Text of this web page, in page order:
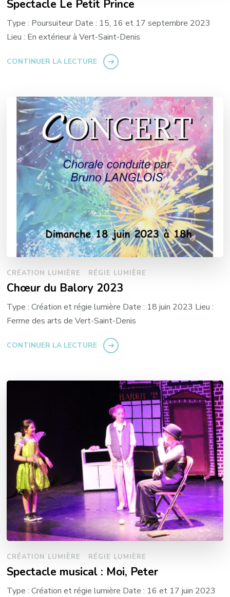
Spectacle Le Petit Prince
Type : Poursuiteur Date : 15, 16 et 17 septembre 2023
Lieu : En extérieur à Vert-Saint-Denis
CONTINUER LA LECTURE
CRÉATION LUMIÈRE RÉGIE LUMIÈRE
Chœur du Balory 2023
Type : Création et régie lumière Date : 18 juin 2023 Lieu :
Ferme des arts de Vert-Saint-Denis
CONTINUER LA LECTURE
CRÉATION LUMIÈRE RÉGIE LUMIÈRE
Spectacle musical : Moi, Peter
Type : Création et régie lumière Date : 16 et 17 juin 2023